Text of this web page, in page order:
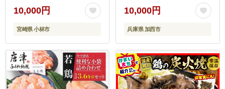
10,000円
宮崎県 小林市
シー 健康 トレーニング
10,000円
兵庫県 加西市